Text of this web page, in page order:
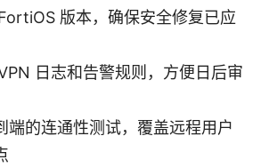
版本，确保安全修复已应
日志和告警规则，方便日后审
端的连通性测试，覆盖远程用户